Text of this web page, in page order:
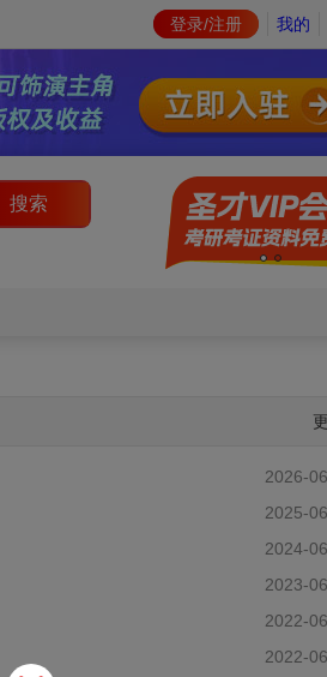
登录/注册 我的
搜索
2026-
2025-
2024-
2023-
2022-
2022-